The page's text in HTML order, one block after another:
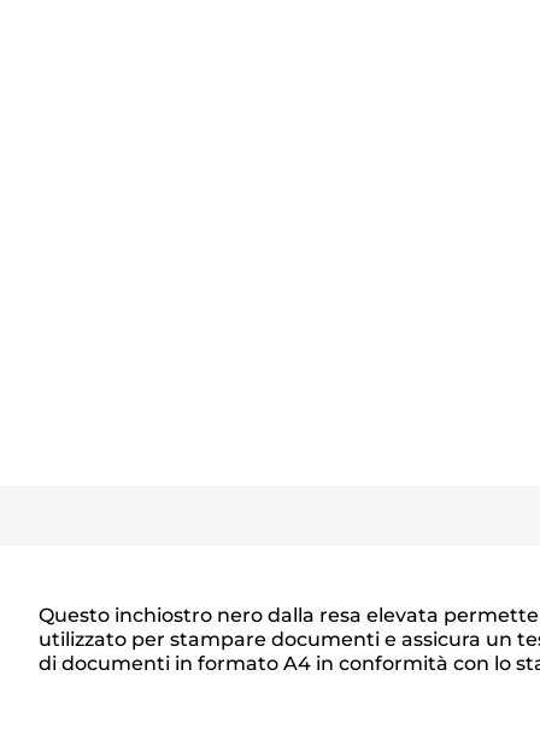
Questo inchiostro nero dalla resa elevata
utilizzato per stampare documenti e assicura un
di documenti in formato A4 in conformità con lo